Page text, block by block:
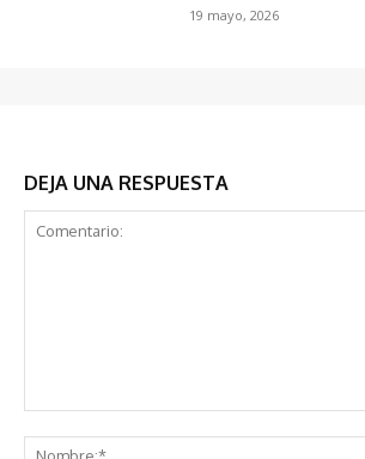
19 mayo, 2026
DEJA UNA RESPUESTA